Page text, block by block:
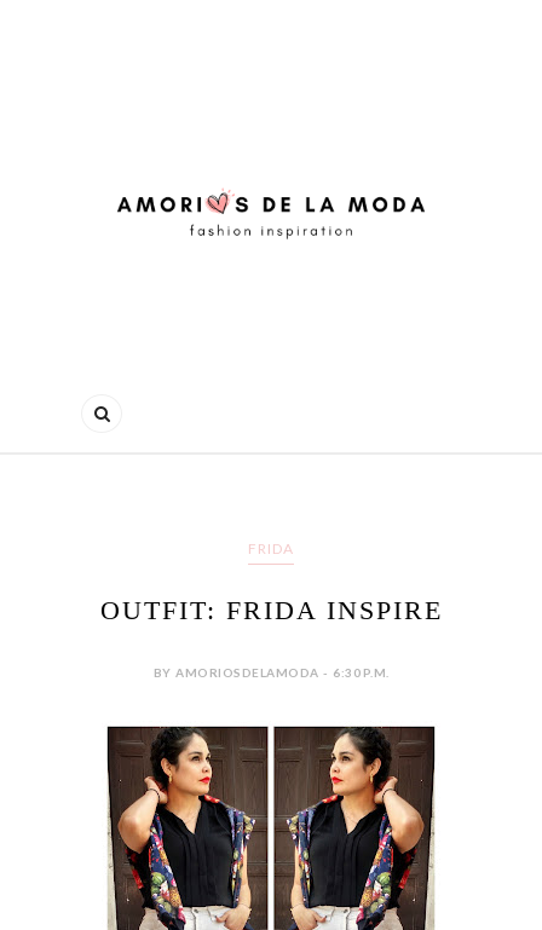
FRIDA
OUTFIT: FRIDA INSPIRE
BY AMORIOSDELAMODA - 6:30 P.M.